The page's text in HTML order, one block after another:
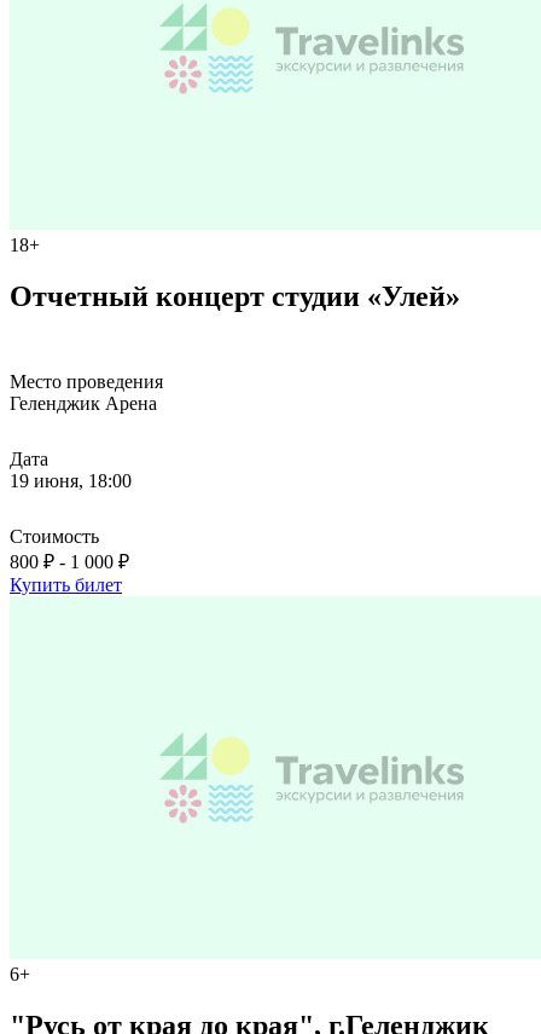
18+
Отчетный концерт студии «Улей»
Место проведения
Геленджик Арена
Дата
19 июня, 18:00
Стоимость
800 ₽ - 1 000 ₽
Купить билет
6+
"Русь от края до края", г.Геленджик